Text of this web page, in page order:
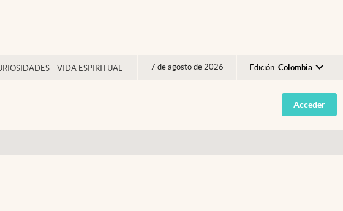
VIDA ESPIRITUAL 7 de agosto de 2026 Edición: Colombia
Argentina
España
Acceder